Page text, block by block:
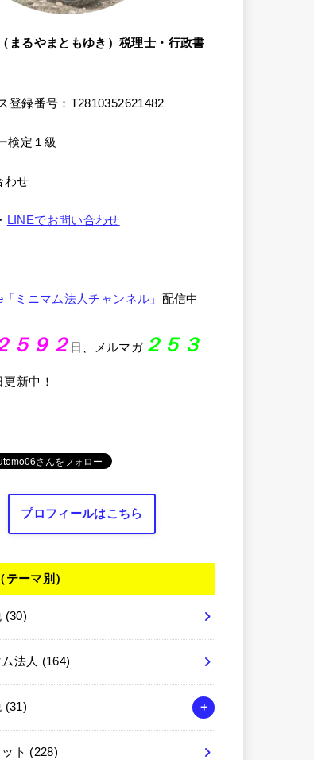
まるやまともゆき）税理士・行政書
登録番号：T2810352621482
検定１級
わせ
・ LINEでお問い合わせ
「ミニマム法人チャンネル」 配信中
５９２ 日、メルマガ２５３
更新中！
プロフィールはこちら
テーマ別）
(30)
法人 (164)
(31)
ト (228)